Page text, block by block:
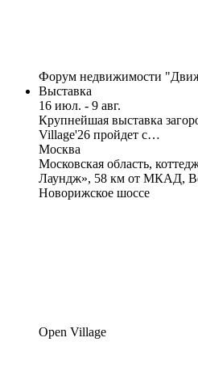
Форум недвижимости
Выставка
16 июл. - 9 авг.
Крупнейшая выставка
Village'26 пройдет с…
Москва
Московская область,
Лаундж», 58 км от МКАД,
Новорижское шоссе
Open Village